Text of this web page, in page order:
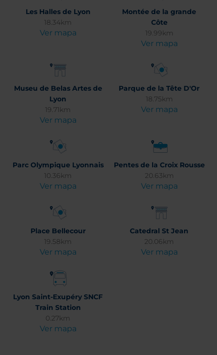
Les Halles de Lyon
18.34km
Ver mapa
Montée de la grande
Côte
19.99km
Ver mapa
Museu de Belas Artes de
Lyon
19.71km
Ver mapa
Parque de la Tête D'Or
18.75km
Ver mapa
Parc Olympique Lyonnais
10.36km
Ver mapa
Pentes de la Croix Rousse
20.63km
Ver mapa
Place Bellecour
19.58km
Ver mapa
Catedral St Jean
20.06km
Ver mapa
Lyon Saint-Exupéry SNCF
Train Station
0.27km
Ver mapa